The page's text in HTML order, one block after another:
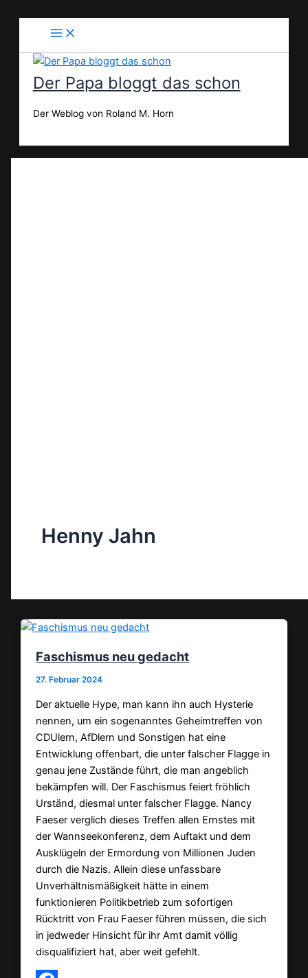
Der Papa bloggt das schon
Der Weblog von Roland M. Horn
Henny Jahn
Faschismus neu gedacht
27. Februar 2024
Der aktuelle Hype, man kann ihn auch Hysterie
nennen, um ein sogenanntes Geheimtreffen von
CDUlern, AfDlern und Sonstigen hat eine
Entwicklung offenbart, die unter falscher Flagge in
genau jene Zustände führt, die man angeblich
bekämpfen will. Der Faschismus feiert fröhlich
Urständ, diesmal unter falscher Flagge. Nancy
Faeser verglich dieses Treffen allen Ernstes mit
der Wannseekonferenz, dem Auftakt und dem
Ausklügeln der Ermordung von Millionen Juden
durch die Nazis. Allein diese unfassbare
Unverhältnismäßigkeit hätte in einem
funktionieren Politikbetrieb zum sofortigen
Rücktritt von Frau Faeser führen müssen, die sich
in jedweder Hinsicht für ihr Amt damit völlig
disqualifiziert hat, aber weit gefehlt.